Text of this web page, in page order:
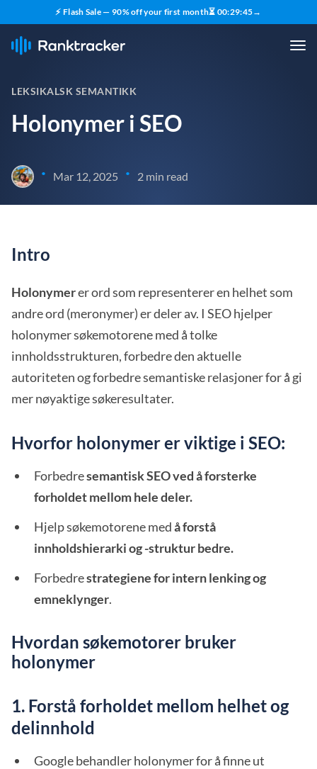
⚡ Flash Sale — 90% off your first month⏳ 00:29:44→
LEKSIKALSK SEMANTIKK
Holonymer i SEO
• Mar 12, 2025 • 2 min read
Intro
Holonymerer ord som representerer en helhet som
andre ord (meronymer) er deler av. I SEO hjelper
holonymer søkemotorene med å tolke
innholdsstrukturen, forbedre den aktuelle
autoriteten og forbedre semantiske relasjoner for å gi
mer nøyaktige søkeresultater.
Hvorfor holonymer er viktige i SEO:
Forbedresemantisk SEO ved å forsterke
forholdet mellom hele deler.
Hjelp søkemotorene medå forstå
innholdshierarki og -struktur bedre.
Forbedrestrategiene for intern lenking og
emneklynger.
Hvordan søkemotorer bruker
holonymer
1. Forstå forholdet mellom helhet og
delinnhold
Google behandler holonymer for å finne ut